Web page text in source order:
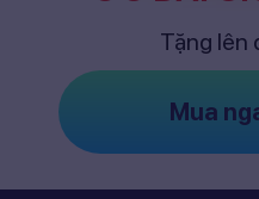
Tặng lên
Mua